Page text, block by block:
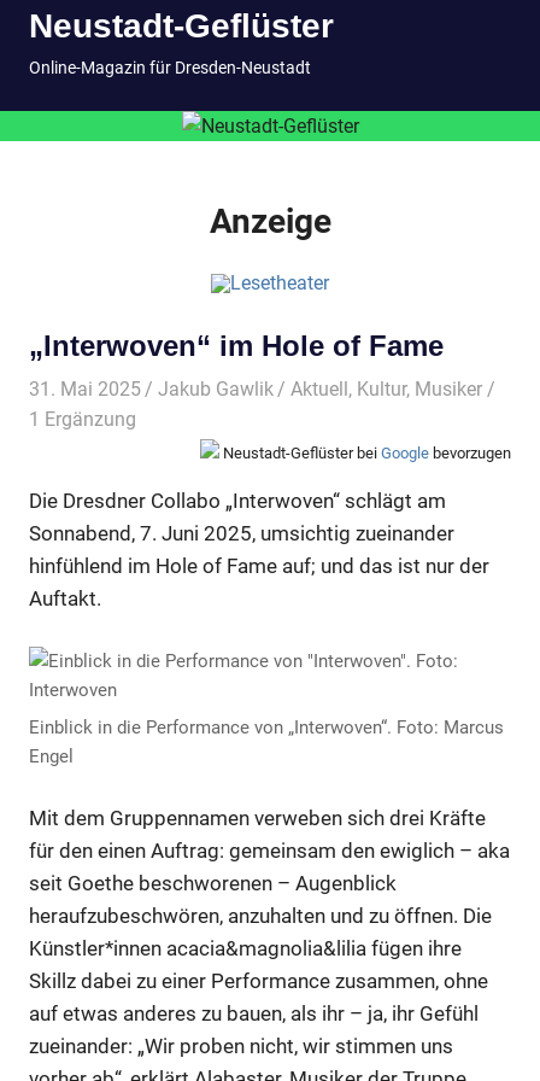
InhaltNeustadt-Geflüster
Online-Magazin für Dresden-Neustadt
Anzeige
„Interwoven“ im Hole of Fame
31. Mai 2025 Jakub Gawlik Aktuell, Kultur, Musiker /
1 Ergänzung
Neustadt-Geflüster bei Google bevorzugen
Die Dresdner Collabo „Interwoven“ schlägt am
Sonnabend, 7. Juni 2025, umsichtig zueinander
hinfühlend im Hole of Fame auf; und das ist nur der
Auftakt.
Einblick in die Performance von „Interwoven“. Foto: Marcus
Engel
Mit dem Gruppennamen verweben sich drei Kräfte
für den einen Auftrag: gemeinsam den ewiglich – aka
seit Goethe beschworenen – Augenblick
heraufzubeschwören, anzuhalten und zu öffnen. Die
Künstler*innen acacia&magnolia&lilia fügen ihre
Skillz dabei zu einer Performance zusammen, ohne
auf etwas anderes zu bauen, als ihr – ja, ihr Gefühl
zueinander: „Wir proben nicht, wir stimmen uns